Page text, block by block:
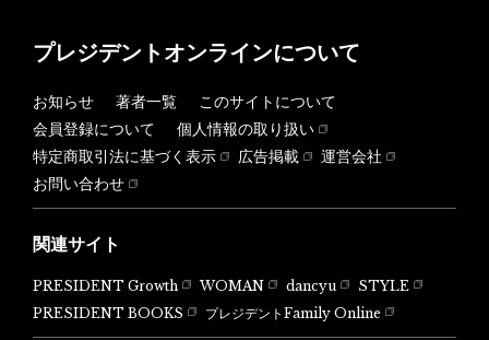
プレジデントオンラインについて
お知らせ 著者一覧
このサイトについて
会員登録について
個人情報の取り扱い
特定商取引法に基づく表示
広告掲載
運営会社
お問い合わせ
関連サイト
PRESIDENT Growth WOMAN dancyu
STYLE
PRESIDENT BOOKS
プレジデントFamily Online